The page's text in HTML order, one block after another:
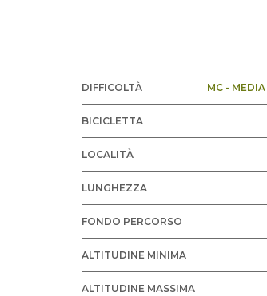
DIFFICOLTÀ MC -
BICICLETTA
LOCALITÀ
LUNGHEZZA
FONDO PERCORSO
ALTITUDINE MINIMA
ALTITUDINE MASSIMA